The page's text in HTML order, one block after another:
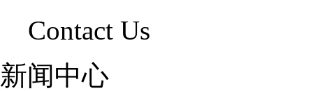
Contact Us
新闻中心